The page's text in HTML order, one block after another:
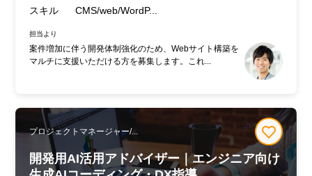
スキル
CMS/web/WordP...
担当より
案件増加に伴う開発体制強化のため、Webサイト構築を
マルチに支援いただける方を募集します。これ...
プロジェクトマネージャー/...
開発用AI活用アドバイザー｜エンジニア向け